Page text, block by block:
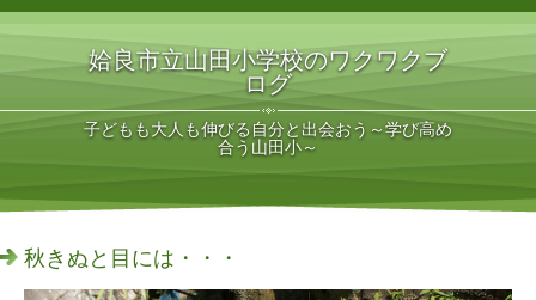
姶良市立山田小学校のワクワクブ
ログ
子どもも大人も伸びる自分と出会おう～学び高め
合う山田小～
秋きぬと目には・・・